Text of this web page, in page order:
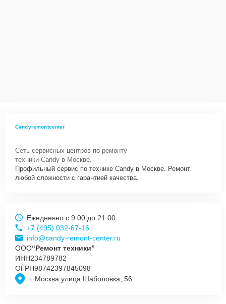
Candyremontcenter
Сеть сервисных центров по ремонту
техники Candy в Москве.
Профильный сервис по технике Candy в Москве. Ремонт
любой сложности с гарантией качества.
г. Москва улица Шаболовка, 56
Ежедневно с 9:00 до 21:00
+7 (495) 032-67-16
info@candy-remont-center.ru
ООО“Ремонт техники”
ИНН234789782
ОГРН98742397845098